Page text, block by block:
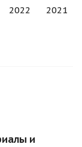
2022 2021
и